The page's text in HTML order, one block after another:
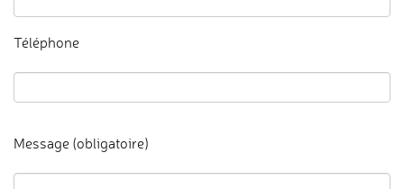
Téléphone
Message (obligatoire)